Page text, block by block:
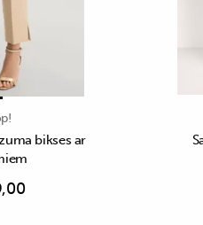
bikses ar